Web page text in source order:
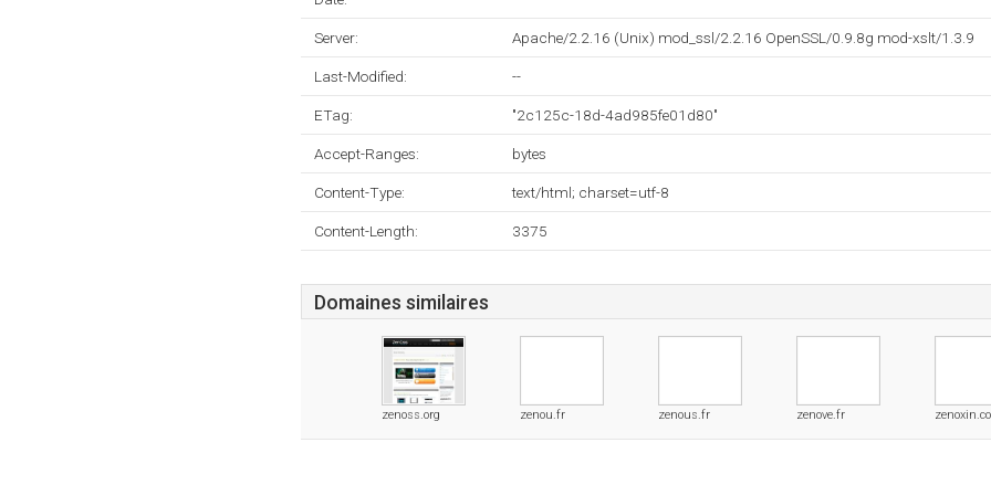
Server: Apache/2.2.16 (Unix) mod_ssl/2.2.16 OpenSSL/0.9.8g mod-xslt/1.3.9
Last-Modified: --
ETag: "2c125c-18d-4ad985fe01d80"
Accept-Ranges: bytes
Content-Type: text/html; charset=utf-8
Content-Length: 3375
Domaines similaires
zenoss.org zenou.fr zenous.fr zenove.fr